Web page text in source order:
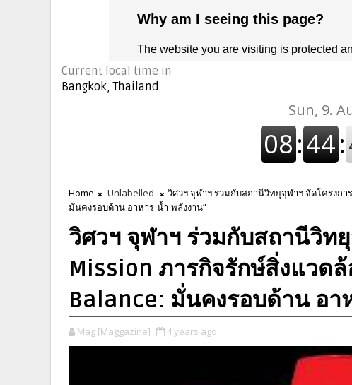
Current local time in
Bangkok, Thailand
Home Unlabelled
วิศวฯ จุฬาฯ ร่วมกับสถานีวิทยุจุฬาฯ จัดโครงกา
มั่นคงรอบด้าน อาหาร-น้ำ-พลังงาน”
วิศวฯ จุฬาฯ ร่วมกับสถานีวิท
Mission ภารกิจรักษ์สิ่งแวด
Balance: มั่นคงรอบด้าน อา
Mag [Maggazine] 4 years ago